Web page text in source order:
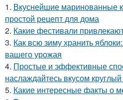
1. Вкуснейшие маринованные
простой рецепт для дома
2. Какие фестивали
3. Как всю зиму хранить
вашего урожая
4. Простые и эффективные
наслаждайтесь вкусом круглый
5. Какие интересные факты о